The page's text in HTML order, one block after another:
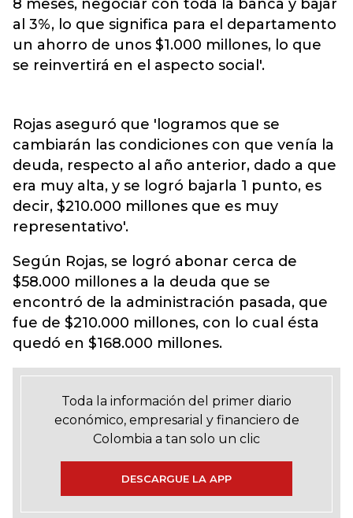
8 meses, negociar con toda la banca y bajar
al 3%, lo que significa para el departamento
un ahorro de unos $1.000 millones, lo que
se reinvertirá en el aspecto social'.
Rojas aseguró que 'logramos que se
cambiarán las condiciones con que venía la
deuda, respecto al año anterior, dado a que
era muy alta, y se logró bajarla 1 punto, es
decir, $210.000 millones que es muy
representativo'.
Según Rojas, se logró abonar cerca de
$58.000 millones a la deuda que se
encontró de la administración pasada, que
fue de $210.000 millones, con lo cual ésta
quedó en $168.000 millones.
Toda la información del primer diario
económico, empresarial y financiero de
Colombia a tan solo un clic
DESCARGUE LA APP